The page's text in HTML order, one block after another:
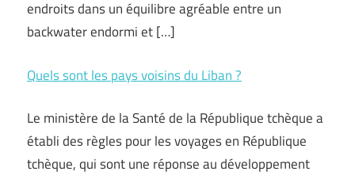
endroits dans un équilibre agréable entre un
backwater endormi et […]
Quels sont les pays voisins du Liban ?
Le ministère de la Santé de la République tchèque a
établi des règles pour les voyages en République
tchèque, qui sont une réponse au développement